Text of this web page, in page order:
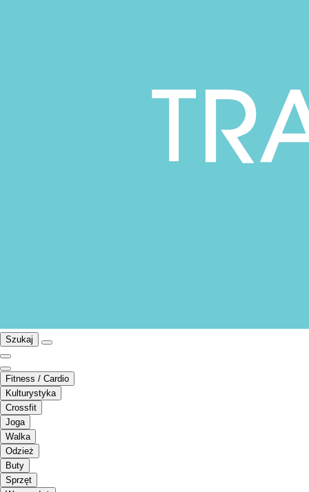
Szukaj
Fitness / Cardio
Kulturystyka
Crossfit
Joga
Walka
Odzież
Buty
Sprzęt